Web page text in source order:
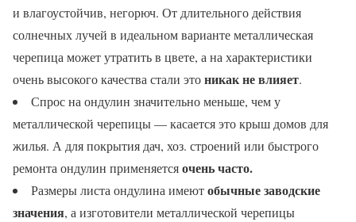
и влагоустойчив, негорюч. От длительного действия
солнечных лучей в идеальном варианте металлическая
черепица может утратить в цвете, а на характеристики
очень высокого качества стали этоникак не влияет.
Спрос на ондулин значительно меньше, чем у
металлической черепицы — касается это крыш домов для
жилья. А для покрытия дач, хоз. строений или быстрого
ремонта ондулин применяетсяочень часто.
Размеры листа ондулина имеютобычные заводские
значения, а изготовители металлической черепицы